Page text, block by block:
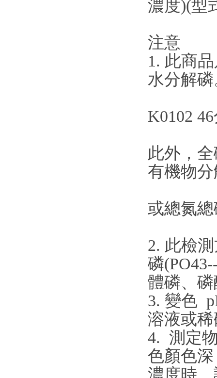
濃度)(型
注意
1. 此商
水分解
K0102
此外，
有機物
或總氮
2. 此檢
磷
體磷、
3. 變色
溶液或
4. 測定
色顏色
濃度時